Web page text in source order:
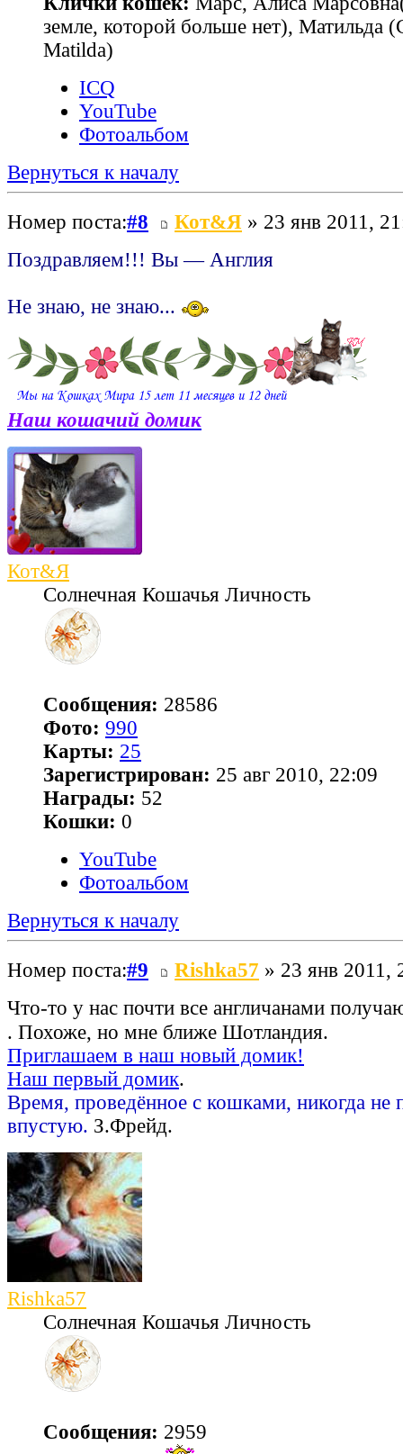
земле, которой больше нет), Матильда
Matilda)
ICQ
YouTube
Фотоальбом
Вернуться к началу
Номер поста:#8 Кот&Я » 23 янв 2011,
Поздравляем!!! Вы — Англия
Не знаю, не знаю...
Наш кошачий домик
Кот&Я
Солнечная Кошачья Личность
Сообщения: 28586
Фото: 990
Карты: 25
Зарегистрирован: 25 авг 2010, 22:09
Награды: 52
Кошки: 0
YouTube
Фотоальбом
Вернуться к началу
Номер поста:#9 Rishka57 » 23 янв 2011,
Что-то у нас почти все англичанами
. Похоже, но мне ближе Шотландия.
Приглашаем в наш новый домик!
Наш первый домик.
Время, проведённое с кошками, никогда не
впустую. З.Фрейд.
Rishka57
Солнечная Кошачья Личность
Сообщения: 2959